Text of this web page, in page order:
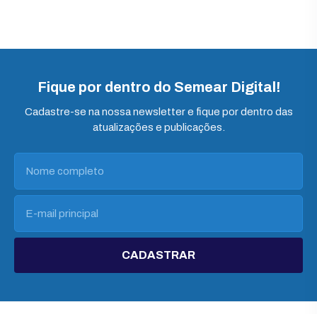
Fique por dentro do Semear Digital!
Cadastre-se na nossa newsletter e fique por dentro das
atualizações e publicações.
CADASTRAR